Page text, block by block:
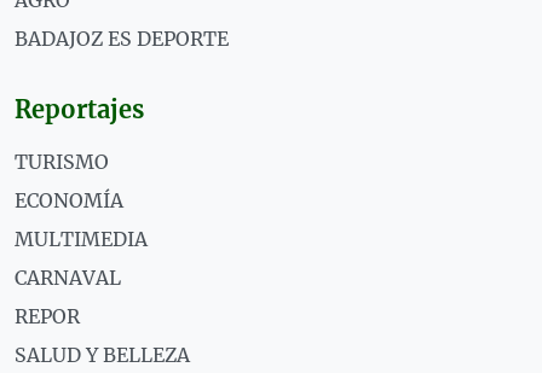
BADAJOZ ES DEPORTE
Reportajes
TURISMO
ECONOMÍA
MULTIMEDIA
CARNAVAL
REPOR
SALUD Y BELLEZA